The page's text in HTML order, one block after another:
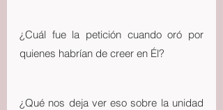
¿Cuál fue la petición cuando oró por
quienes habrían de creer en Él?
¿Qué nos deja ver eso sobre la unidad